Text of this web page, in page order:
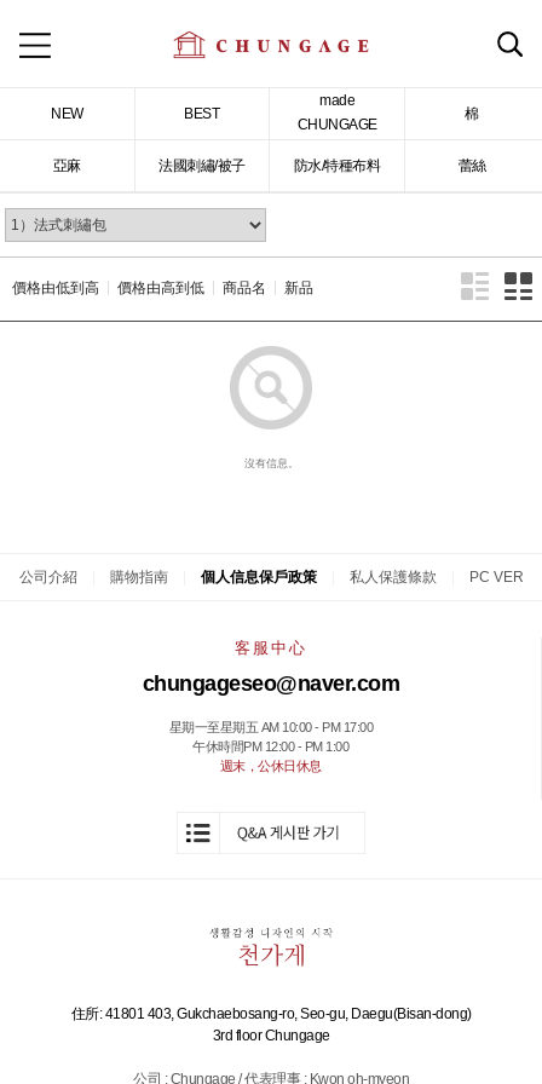
NEW BEST
made
CHUNGAGE
棉
亞麻 法國刺繡/被子 防水/特種布料 蕾絲
價格由低到高 價格由高到低 商品名 新品
沒有信息。
公司介紹 購物指南 個人信息保戶政策 私人保護條款 PC VER
客服中心
chungageseo@naver.com
星期一至星期五 AM 10:00 - PM 17:00
午休時間PM 12:00 - PM 1:00
週末，公休日休息
住所: 41801 403, Gukchaebosang-ro, Seo-gu, Daegu(Bisan-dong)
3rd floor Chungage
公司 : Chungage / 代表理事 : Kwon oh-myeon